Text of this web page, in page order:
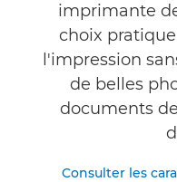
imprimante
choix
l'impression
de belles
documents
Consulter les